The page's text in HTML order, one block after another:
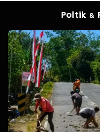
Poltik &